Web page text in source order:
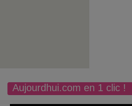
Aujourdhui.com en 1 clic !